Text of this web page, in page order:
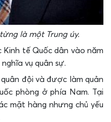
là một Trung úy.
tế Quốc dân vào năm
vụ quân sự.
đội và được làm quản
phòng ở phía Nam. Tại
mặt hàng nhưng chủ yếu